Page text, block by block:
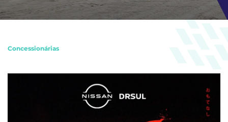
Concessionárias